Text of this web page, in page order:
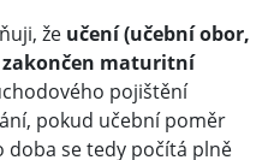
že učení (učební obor,
zakončen maturitní
pojištění
pokud učební poměr
doba se tedy počítá plně